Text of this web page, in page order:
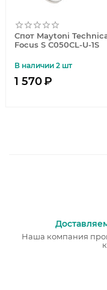
Спот Maytoni
Focus S C050CL-U-1S
В наличии 2 шт
1 570₽
Наша компания